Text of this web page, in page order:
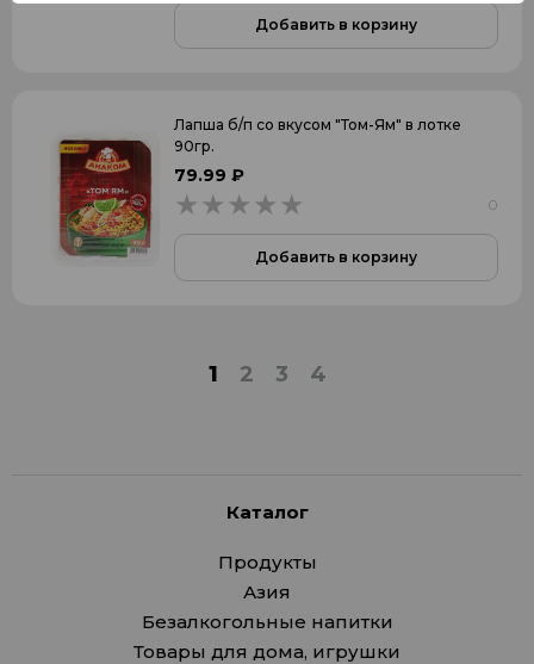
Добавить в корзину
Лапша б/п со вкусом "Том-Ям" в лотке
90гр.
79.99 ₽
0
Добавить в корзину
1 2 3 4
Каталог
Продукты
Азия
Безалкогольные напитки
Товары для дома, игрушки